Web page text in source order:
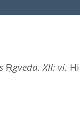
XII: ví.